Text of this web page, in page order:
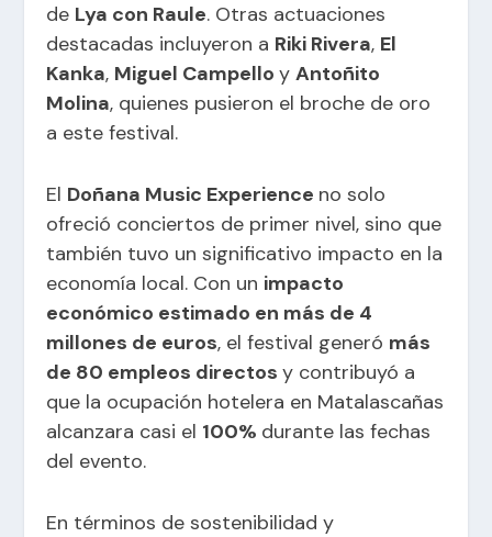
de Lya con Raule. Otras actuaciones
destacadas incluyeron a Riki Rivera, El
Kanka, Miguel CampelloyAntoñito
Molina, quienes pusieron el broche de oro
a este festival.
El Doñana Music Experience no solo
ofreció conciertos de primer nivel, sino que
también tuvo un significativo impacto en la
economía local. Con un impacto
económico estimado en más de 4
millones de euros, el festival generó más
de 80 empleos directosy contribuyó a
que la ocupación hotelera en Matalascañas
alcanzara casi el 100% durante las fechas
del evento.
En términos de sostenibilidad y